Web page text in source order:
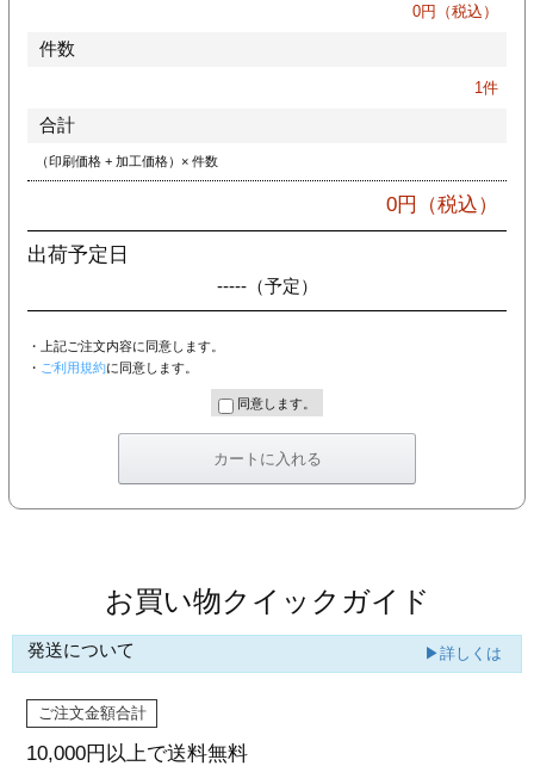
加工
印刷
リーブ
0円（税込）
件数
1件
合計
（印刷価格 + 加工価格）× 件数
0円（税込）
出荷予定日
-----（予定）
・上記ご注文内容に同意します。
・ ご利用規約に同意します。
同意します。
お買い物クイックガイド
発送について ▶詳しくは
ご注文金額合計
10,000円以上で送料無料